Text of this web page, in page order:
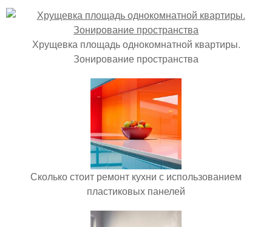
Хрущевка площадь однокомнатной квартиры.
Зонирование пространства
Сколько стоит ремонт кухни с использованием
пластиковых панелей